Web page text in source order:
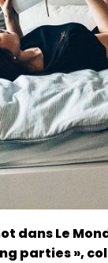
dans Le
parties »,